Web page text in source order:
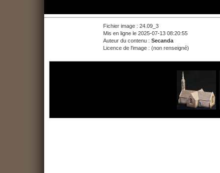
Fichier image : 24.09_3
Mis en ligne le 2025-07-13 08:20:55
Auteur du contenu : Secanda
Licence de l'image : (non renseigné)